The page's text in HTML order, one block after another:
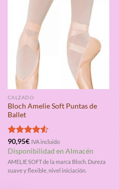
CALZADO
Bloch Amelie Soft Puntas de
Ballet
Valorado
con4.50
90,95€ IVA incluido
Disponibilidad en Almacén
AMELIE SOFT de la marca Bloch. Dureza
suave y flexible, nivel iniciación.